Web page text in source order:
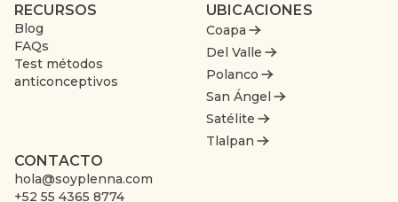
RECURSOS
Blog
FAQs
Test métodos
anticonceptivos
UBICACIONES
Coapa
Del Valle
Polanco
San Ángel
Satélite
Tlalpan
CONTACTO
hola@soyplenna.com
+52 55 4365 8774